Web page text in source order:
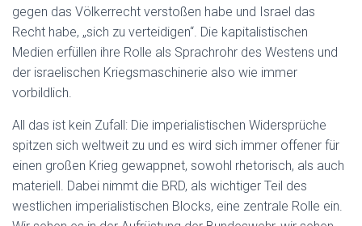
gegen das Völkerrecht verstoßen habe und Israel das
Recht habe, „sich zu verteidigen“. Die kapitalistischen
Medien erfüllen ihre Rolle als Sprachrohr des Westens und
der israelischen Kriegsmaschinerie also wie immer
vorbildlich.
All das ist kein Zufall: Die imperialistischen Widersprüche
spitzen sich weltweit zu und es wird sich immer offener für
einen großen Krieg gewappnet, sowohl rhetorisch, als auch
materiell. Dabei nimmt die BRD, als wichtiger Teil des
westlichen imperialistischen Blocks, eine zentrale Rolle ein.